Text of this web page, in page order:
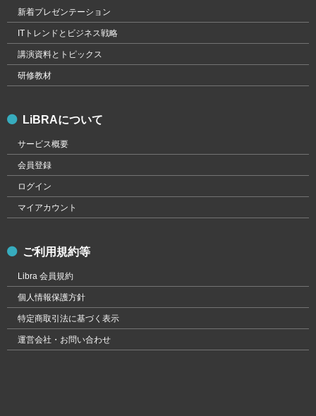
新着プレゼンテーション
ITトレンドとビジネス戦略
講演資料とトピックス
研修教材
LiBRAについて
サービス概要
会員登録
ログイン
マイアカウント
ご利用規約等
Libra 会員規約
個人情報保護方針
特定商取引法に基づく表示
運営会社・お問い合わせ